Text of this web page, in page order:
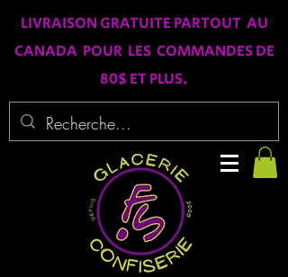
LIVRAISON GRATUITE PARTOUT AU
CANADA POUR LES COMMANDES DE
80$ ET PLUS.